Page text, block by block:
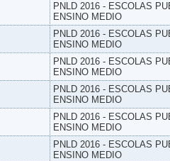
PNLD 2016 - ESCOLAS
ENSINO MEDIO
PNLD 2016 - ESCOLAS
ENSINO MEDIO
PNLD 2016 - ESCOLAS
ENSINO MEDIO
PNLD 2016 - ESCOLAS
ENSINO MEDIO
PNLD 2016 - ESCOLAS
ENSINO MEDIO
PNLD 2016 - ESCOLAS
ENSINO MEDIO